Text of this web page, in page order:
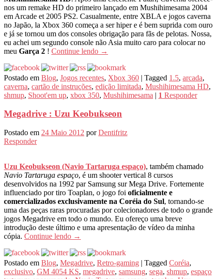
nos um remake HD do primeiro lançado em Mushihimesama 2004
em Arcade et 2005 PS2. Casualmente, entre XBLA e jogos caverna
no Japão, la Xbox 360 começa a ser hiper e é bem suprida com ouro
e já se tornou um dos consoles obrigação para fãs de pelotas. Nossa,
eu achei um segundo console não Asia muito caro para colocar no
meu Garça 2 ! Continue lendo →
Postado em Blog, Jogos recentes, Xbox 360 | Tagged 1.5, arcada,
caverna, cartão de instruções, edição limitada, Mushihimesama HD,
shmup, Shoot'em up, xbox 350, Mushihimesama | 1 Responder
Megadrive : Uzu Keobukseon
Postado em 24 Maio 2012 porDentifritz
Responder
Uzu Keobukseon (Navio Tartaruga espaço), também chamado
Navio Tartaruga espaço, é um shooter vertical 8 cursos
desenvolvidos na 1992 par Samsung sur Mega Drive. Fortemente
influenciado por tiro Toaplan, o jogo foi oficialmente e
comercializados exclusivamente na Coréia do Sul, tornando-se
uma das peças raras procuradas por colecionadores de todo o grande
jogos Megadrive em todo o mundo. Eu ofereço uma breve
introdução deste último e uma apresentação de vídeo da minha
cópia. Continue lendo →
Postado em Blog, Megadrive, Retro-gaming | Tagged Coréia,
exclusivo, GM 4054 KS, megadrive, samsung, sega, shmup, espaço